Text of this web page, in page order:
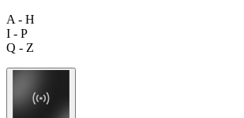
A - H
I - P
Q - Z